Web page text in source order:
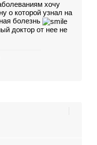
хочу
о которой узнал на
болезнь
доктор от нее не